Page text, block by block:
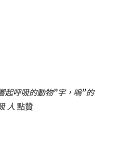
起呼吸的動物”宇，嗚”的
人 點贊